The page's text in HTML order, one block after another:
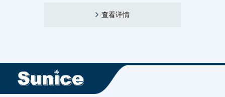
查看详情